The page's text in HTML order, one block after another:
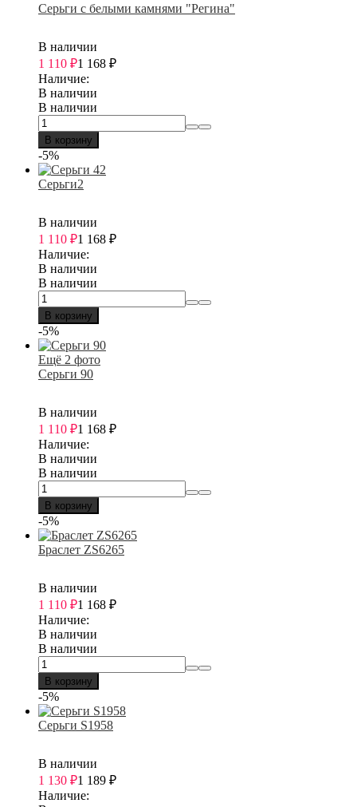
Серьги с белыми камнями "Регина"
В наличии
1 110 ₽1 168 ₽
Наличие:
В наличии
В наличии
В корзину
-5%
Серьги2
В наличии
1 110 ₽1 168 ₽
Наличие:
В наличии
В наличии
В корзину
-5%
Ещё 2 фото
Серьги 90
В наличии
1 110 ₽1 168 ₽
Наличие:
В наличии
В наличии
В корзину
-5%
Браслет ZS6265
В наличии
1 110 ₽1 168 ₽
Наличие:
В наличии
В наличии
В корзину
-5%
Серьги S1958
В наличии
1 130 ₽1 189 ₽
Наличие: